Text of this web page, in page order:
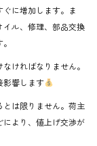
に増加します。ま
イル、修理、部品交換
ければなりません。
影響します
とは限りません。荷主
により、値上げ交渉が